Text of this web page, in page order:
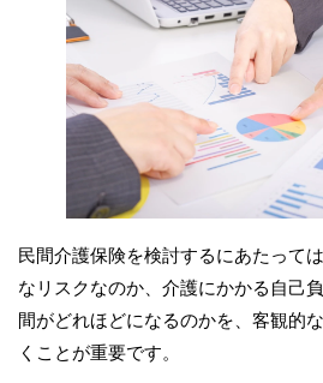
民間介護保険を検討するにあたって
なリスクなのか、介護にかかる自己
間がどれほどになるのかを、客観的
くことが重要です。